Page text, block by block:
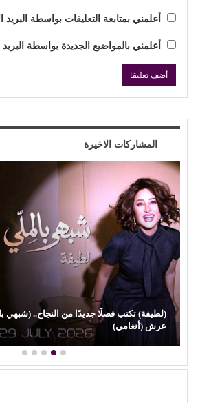
أعلمني بمتابعة التعليقات بواسطة البريد
أعلمني بالمواضيع الجديدة بواسطة البريد
المشاركات الاخيرة
(شبهي بالمللي) تتربع على
من